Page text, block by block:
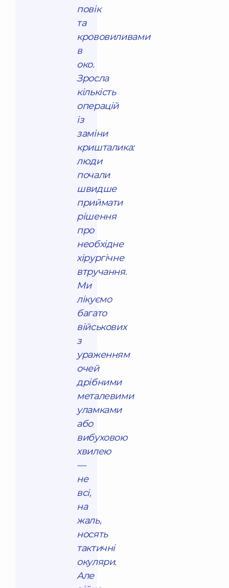
повік
та
крововиливами
в
око.
Зросла
кількість
операцій
із
заміни
кришталика:
люди
почали
швидше
приймати
рішення
про
необхідне
хірургічне
втручання.
Ми
лікуємо
багато
військових
з
ураженням
очей
дрібними
металевими
уламками
або
вибуховою
хвилею
—
не
всі,
на
жаль,
носять
тактичні
окуляри.
Але